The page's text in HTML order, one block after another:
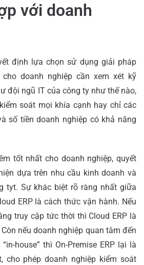
với doanh
định lựa chọn sử dụng giải pháp
doanh nghiệp cần xem xét kỹ
đội ngũ IT của công ty như thế nào,
soát mọi khía cạnh hay chỉ các
số tiền doanh nghiệp có khả năng
tốt nhất cho doanh nghiệp, quyết
dựa trên nhu cầu kinh doanh và
tyt. Sự khác biệt rõ ràng nhất giữa
ERP là cách thức vận hành. Nếu
truy cập tức thời thì Cloud ERP là
nếu doanh nghiệp quan tâm đến
house” thì On-Premise ERP lại là
cho phép doanh nghiệp kiểm soát